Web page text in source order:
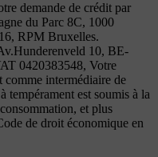
demande de crédit par
du Parc 8C, 1000
RPM Bruxelles.
10, BE-
0420383548, Votre
intermédiaire de
tempérament est soumis à la
et plus
de droit économique en